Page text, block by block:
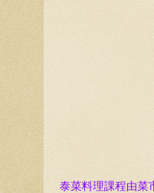
泰菜料理課程由菜